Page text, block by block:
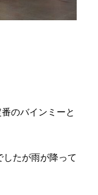
のバインミーと
たが雨が降って